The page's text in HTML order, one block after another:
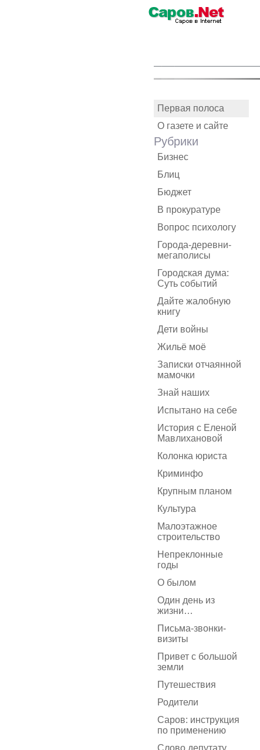
Первая полоса
О газете и сайте
Рубрики
Бизнес
Блиц
Бюджет
В прокуратуре
Вопрос психологу
Города-деревни-
мегаполисы
Городская дума:
Суть событий
Дайте жалобную
книгу
Дети войны
Жильё моё
Записки отчаянной
мамочки
Знай наших
Испытано на себе
История с Еленой
Мавлихановой
Колонка юриста
Криминфо
Крупным планом
Культура
Малоэтажное
строительство
Непреклонные
годы
О былом
Один день из
жизни…
Письма-звонки-
визиты
Привет с большой
земли
Путешествия
Родители
Саров: инструкция
по применению
Слово депутату